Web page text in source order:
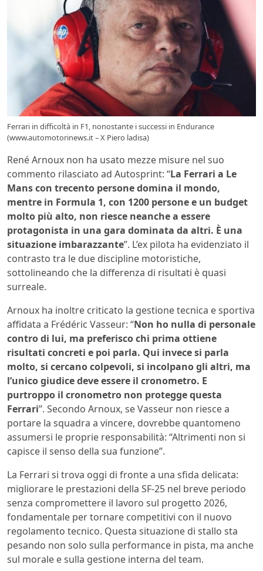
Ferrari in difficoltà in F1, nonostante i successi in Endurance
(www.automotorinews.it – X Piero ladisa)
René Arnoux non ha usato mezze misure nel suo
commento rilasciato ad Autosprint: “La Ferrari a Le
Mans con trecento persone domina il mondo,
mentre in Formula 1, con 1200 persone e un budget
molto più alto, non riesce neanche a essere
protagonista in una gara dominata da altri. È una
situazione imbarazzante”. L’ex pilota ha evidenziato il
contrasto tra le due discipline motoristiche,
sottolineando che la differenza di risultati è quasi
surreale.
Arnoux ha inoltre criticato la gestione tecnica e sportiva
affidata a Frédéric Vasseur: “Non ho nulla di personale
contro di lui, ma preferisco chi prima ottiene
risultati concreti e poi parla. Qui invece si parla
molto, si cercano colpevoli, si incolpano gli altri, ma
l’unico giudice deve essere il cronometro. E
purtroppo il cronometro non protegge questa
Ferrari”. Secondo Arnoux, se Vasseur non riesce a
portare la squadra a vincere, dovrebbe quantomeno
assumersi le proprie responsabilità: “Altrimenti non si
capisce il senso della sua funzione”.
La Ferrari si trova oggi di fronte a una sfida delicata:
migliorare le prestazioni della SF-25 nel breve periodo
senza compromettere il lavoro sul progetto 2026,
fondamentale per tornare competitivi con il nuovo
regolamento tecnico. Questa situazione di stallo sta
pesando non solo sulla performance in pista, ma anche
sul morale e sulla gestione interna del team.